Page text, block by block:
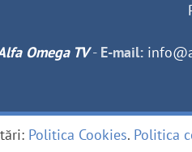
Omega TV- E-mail:
Politica Cookies. Politica